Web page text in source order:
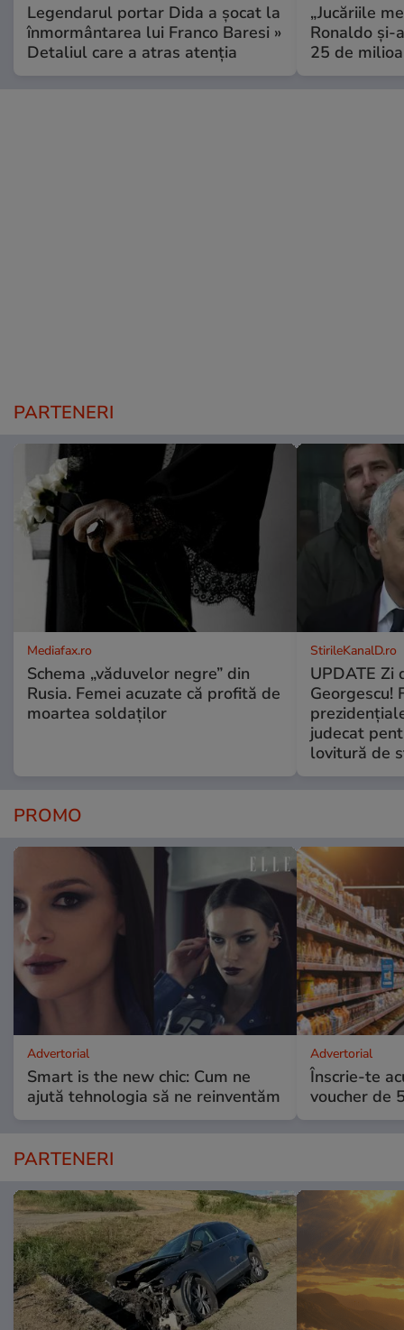
Legendarul portar Dida a șocat la
înmormântarea lui Franco Baresi »
Detaliul care a atras atenția
„Jucăriile
Ronaldo și-
25 de
PARTENERI
Mediafax.ro
Schema „văduvelor negre” din
Rusia. Femei acuzate că profită de
moartea soldaților
StirileKanalD.ro
UPDATE Zi
Georgescu!
judecat
lovitură de
PROMO
Advertorial
Smart is the new chic: Cum ne
ajută tehnologia să ne reinventăm
Advertorial
Înscrie-te
voucher de
PARTENERI